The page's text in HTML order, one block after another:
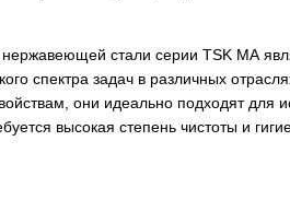
стали серии TSK МА
спектра задач в различных
они идеально подходят для
высокая степень чистоты и